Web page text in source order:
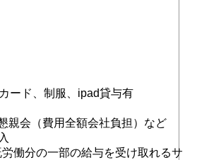
ード、制服、ipad貸与有
親会（費用全額会社負担）など
働分の一部の給与を受け取れるサ